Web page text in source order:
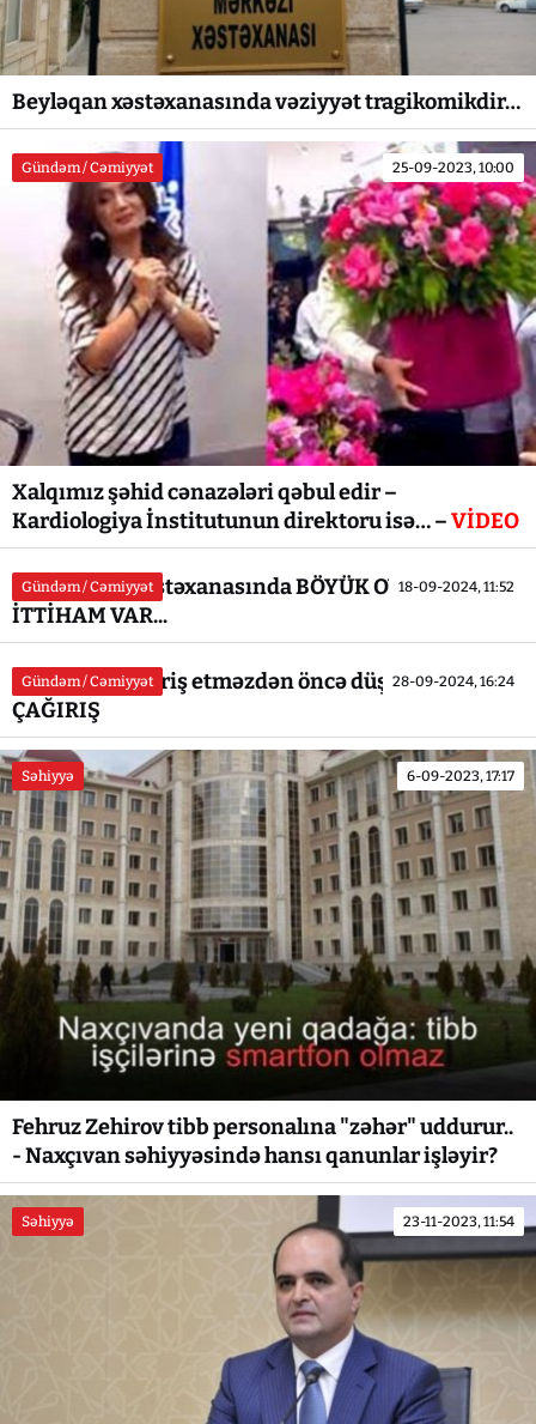
Beyləqan xəstəxanasında vəziyyət tragikomikdir…
Gündəm / Cəmiyyət 25-09-2023, 10:00
Xalqımız şəhid cənazələri qəbul edir –
Kardiologiya İnstitutunun direktoru isə… –VİDEO
Gündəm / Cəmiyyət 18-09-2024, 11:52
Şərur Uşaq Xəstəxanasında BÖYÜK OYUNLAR -
İTTİHAM VAR...
Gündəm / Cəmiyyət 28-09-2024, 16:24
`Findex` lə sifariş etməzdən öncə düşünün... -
ÇAĞIRIŞ
Səhiyyə 6-09-2023, 17:17
Fehruz Zehirov tibb personalına "zəhər" uddurur..
- Naxçıvan səhiyyəsində hansı qanunlar işləyir?
Səhiyyə 23-11-2023, 11:54